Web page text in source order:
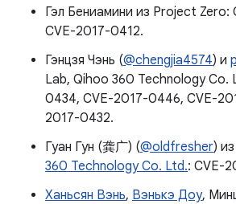
Гэл Бениамини из Project Zero:
CVE-2017-0412.
Гэнцзя Чэнь (@chengjia4574) и
Lab, Qihoo 360 Technology Co.
0434, CVE-2017-0446, CVE-
2017-0432.
Гуан Гун (龚广) (@oldfresher)
360 Technology Co. Ltd.: CVE-
Ханьсян Вэнь, Вэнькэ Доу,